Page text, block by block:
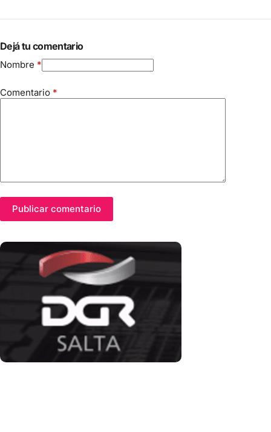
Dejá tu comentario
Nombre *
Comentario *
Publicar comentario